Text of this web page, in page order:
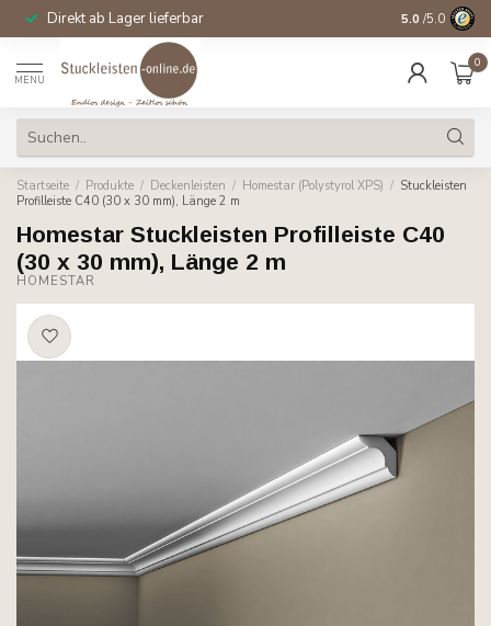
Direkt ab Lager lieferbar 14 Tage
5.0 /5.0
MENU
0
Startseite / Produkte / Deckenleisten / Homestar (Polystyrol XPS) / Stuckleisten
Profilleiste C40 (30 x 30 mm), Länge 2 m
Homestar Stuckleisten Profilleiste C40
(30 x 30 mm), Länge 2 m
HOMESTAR